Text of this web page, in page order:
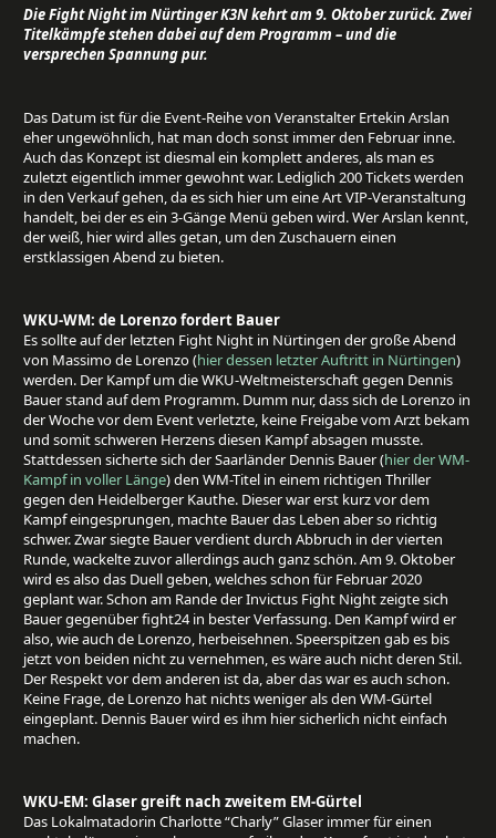
Die Fight Night im Nürtinger K3N kehrt am 9. Oktober zurück. Zwei
Titelkämpfe stehen dabei auf dem Programm – und die
versprechen Spannung pur.
Das Datum ist für die Event-Reihe von Veranstalter Ertekin Arslan
eher ungewöhnlich, hat man doch sonst immer den Februar inne.
Auch das Konzept ist diesmal ein komplett anderes, als man es
zuletzt eigentlich immer gewohnt war. Lediglich 200 Tickets werden
in den Verkauf gehen, da es sich hier um eine Art VIP-Veranstaltung
handelt, bei der es ein 3-Gänge Menü geben wird. Wer Arslan kennt,
der weiß, hier wird alles getan, um den Zuschauern einen
erstklassigen Abend zu bieten.
WKU-WM: de Lorenzo fordert Bauer
Es sollte auf der letzten Fight Night in Nürtingen der große Abend
von Massimo de Lorenzo (hier dessen letzter Auftritt in Nürtingen)
werden. Der Kampf um die WKU-Weltmeisterschaft gegen Dennis
Bauer stand auf dem Programm. Dumm nur, dass sich de Lorenzo in
der Woche vor dem Event verletzte, keine Freigabe vom Arzt bekam
und somit schweren Herzens diesen Kampf absagen musste.
Stattdessen sicherte sich der Saarländer Dennis Bauer (hier der WM-
Kampf in voller Länge) den WM-Titel in einem richtigen Thriller
gegen den Heidelberger Kauthe. Dieser war erst kurz vor dem
Kampf eingesprungen, machte Bauer das Leben aber so richtig
schwer. Zwar siegte Bauer verdient durch Abbruch in der vierten
Runde, wackelte zuvor allerdings auch ganz schön. Am 9. Oktober
wird es also das Duell geben, welches schon für Februar 2020
geplant war. Schon am Rande der Invictus Fight Night zeigte sich
Bauer gegenüber fight24 in bester Verfassung. Den Kampf wird er
also, wie auch de Lorenzo, herbeisehnen. Speerspitzen gab es bis
jetzt von beiden nicht zu vernehmen, es wäre auch nicht deren Stil.
Der Respekt vor dem anderen ist da, aber das war es auch schon.
Keine Frage, de Lorenzo hat nichts weniger als den WM-Gürtel
eingeplant. Dennis Bauer wird es ihm hier sicherlich nicht einfach
machen.
WKU-EM: Glaser greift nach zweitem EM-Gürtel
Das Lokalmatadorin Charlotte “Charly” Glaser immer für einen